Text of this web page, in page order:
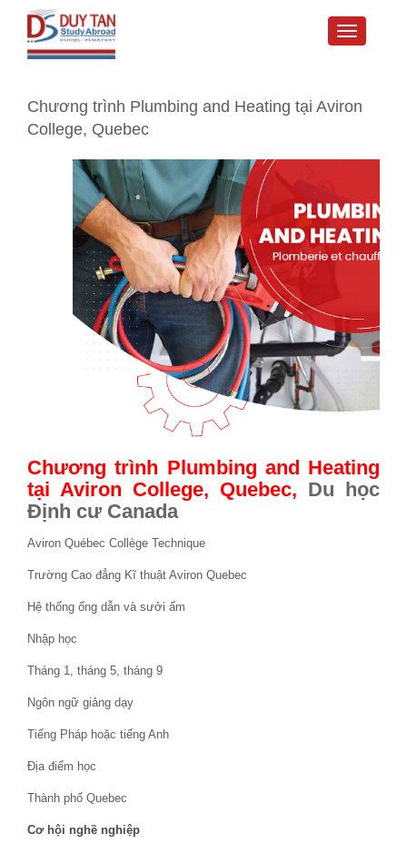
Toggle
Chương trình Plumbing and Heating tại Aviron
College, Quebec
Chương trình Plumbing and Heating
tại Aviron College, Quebec, Du học
Định cư Canada
Aviron Québec Collège Technique
Trường Cao đẳng Kĩ thuật Aviron Quebec
Hệ thống ống dẫn và sưởi ấm
Nhập học
Tháng 1, tháng 5, tháng 9
Ngôn ngữ giảng dạy
Tiếng Pháp hoặc tiếng Anh
Địa điểm học
Thành phố Quebec
Cơ hội nghề nghiệp